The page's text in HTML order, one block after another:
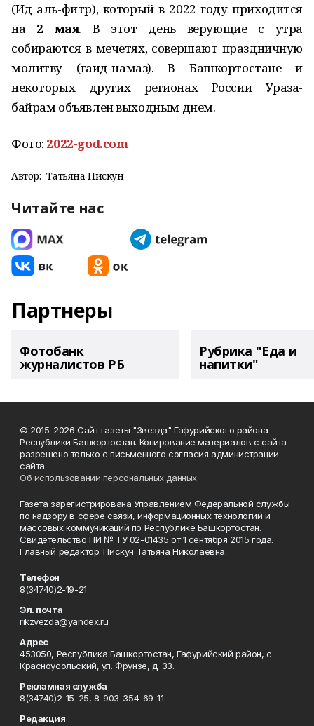
(Ид аль-фитр), который в 2022 году приходится
на 2 мая. В этот день верующие с утра
собираются в мечетях, совершают праздничную
молитву (гаид-намаз). В Башкортостане и
некоторых других регионах России Ураза-
байрам объявлен выходным днем.
Фото: 2022-god.com
Автор: Татьяна Пискун
Читайте нас
Партнеры
Фотобанк
журналистов РБ
Рубрика "Еда и
напитки"
© 2015-2026 Сайт газеты "Звезда" Гафурийского района
Республики Башкортостан. Копирование материалов с сайта
разрешено только с письменного согласия администрации
сайта.
Об использовании персональных данных
Газета зарегистрирована Управлением Федеральной службы
по надзору в сфере связи, информационных технологий и
массовых коммуникаций по Республике Башкортостан.
Свидетельство ПИ № ТУ 02-01435 от 1 сентября 2015 года.
Главный редактор: Пискун Татьяна Николаевна.
Телефон
8(34740)2-19-21
Эл. почта
rikzvezda@yandex.ru
Адрес
453050, Республика Башкортостан, Гафурийский район, с.
Красноусольский, ул. Фрунзе, д. 33.
Рекламная служба
8(34740)2-15-25, 8-903-354-69-11
Редакция